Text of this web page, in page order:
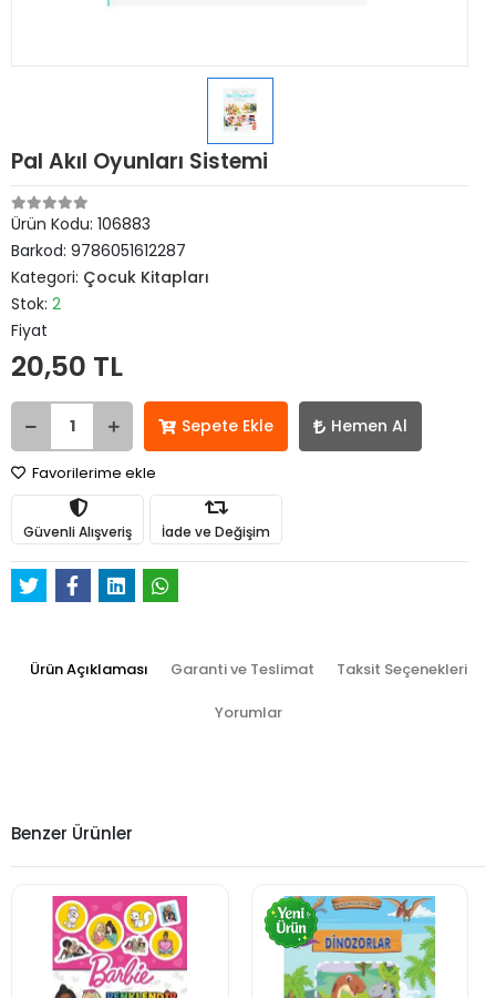
Pal Akıl Oyunları Sistemi
Ürün Kodu: 106883
Barkod: 9786051612287
Kategori: Çocuk Kitapları
Stok: 2
Fiyat
20,50 TL
Sepete Ekle Hemen Al
Favorilerime ekle
Güvenli Alışveriş İade ve Değişim
Ürün Açıklaması Garanti ve Teslimat Taksit Seçenekleri
Yorumlar
Benzer Ürünler